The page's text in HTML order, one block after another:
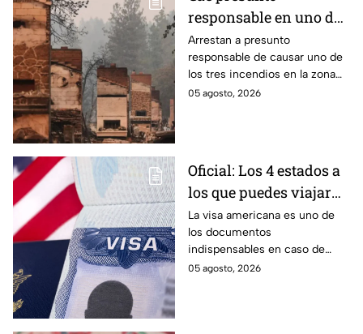
responsable en uno de
los incendios forestales
en la zona de Spokane,
Washington
Arrestan a presunto
responsable de causar uno de
los tres incendios en la zona
de Spokane en Washington,
05 agosto, 2026
Oficial: Los 4 estados a
los que puedes viajar
sin la visa americana
pegada en el pasaporte
y sólo con la forma
DSP-150
La visa americana es uno de
los documentos
indispensables en caso de
querer viajar a Estados Unidos,
05 agosto, 2026